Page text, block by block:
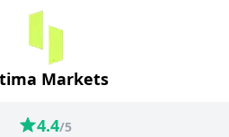
Markets
4.4/5